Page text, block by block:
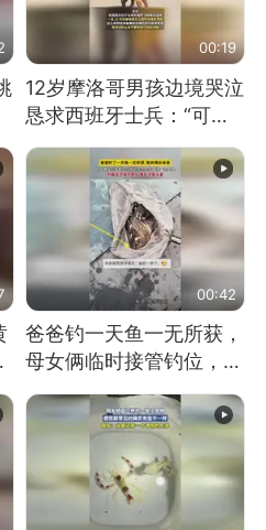
00:19
12岁摩洛哥男孩边境哭泣
恳求西班牙士兵：“可不
可以不要把我遣返回国”
00:42
爸爸钓一天鱼一无所获，
母女俩临时接管钓位，用
玩具鱼竿钓上大鱼